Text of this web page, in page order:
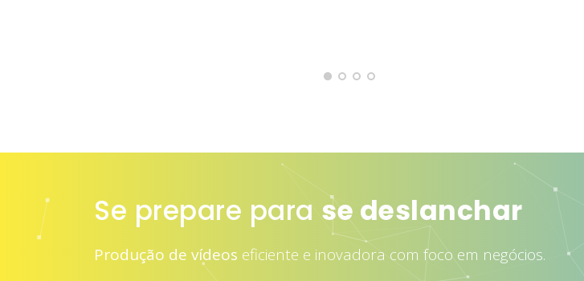
Se prepare para atrair mais clientes
Produção de vídeos eficiente e inovadora com foco em negócios.